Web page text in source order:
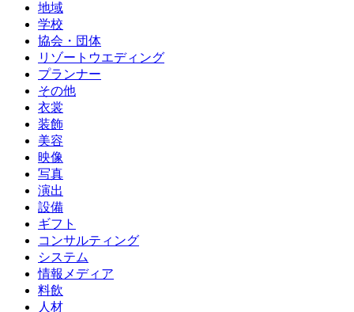
地域
学校
協会・団体
リゾートウエディング
プランナー
その他
衣裳
装飾
美容
映像
写真
演出
設備
ギフト
コンサルティング
システム
情報メディア
料飲
人材